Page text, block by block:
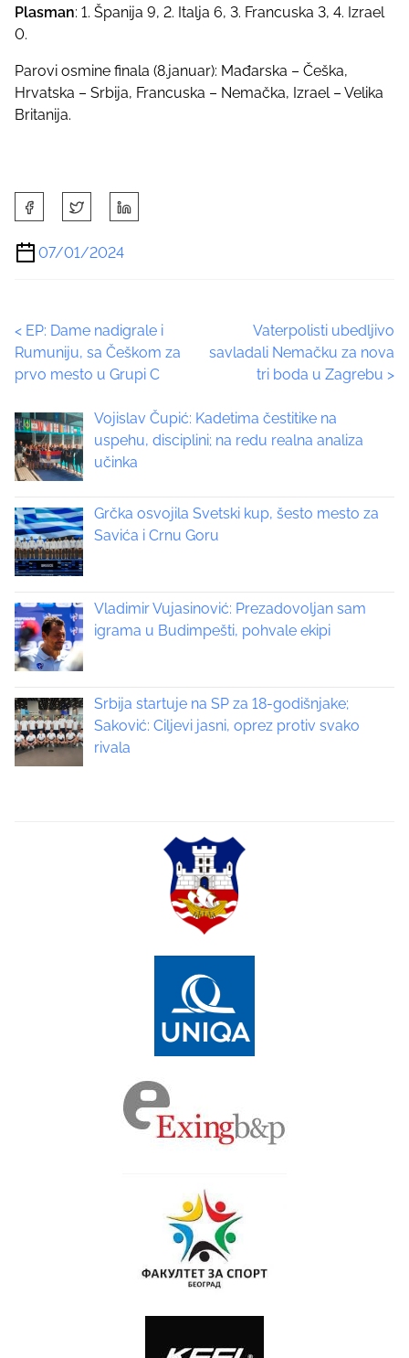
Plasman: 1. Španija 9, 2. Italja 6, 3. Francuska 3, 4. Izrael
0.
Parovi osmine finala (8.januar): Mađarska – Češka,
Hrvatska – Srbija, Francuska – Nemačka, Izrael – Velika
Britanija.
h
a
r
h
i
s
o
s
t
o
n
:
07/01/2024
P
o
s
t
s
n
a
i
g
a
t
i
< EP: Dame nadigrale i
Rumuniju, sa Češkom za
prvo mesto u Grupi C
Vaterpolisti ubedljivo
savladali Nemačku za nova
tri boda u Zagrebu >
Vojislav Čupić: Kadetima čestitike na
uspehu, disciplini; na redu realna analiza
učinka
Grčka osvojila Svetski kup, šesto mesto za
Savića i Crnu Goru
Vladimir Vujasinović: Prezadovoljan sam
igrama u Budimpešti, pohvale ekipi
Srbija startuje na SP za 18-godišnjake;
Saković: Ciljevi jasni, oprez protiv svako
rivala